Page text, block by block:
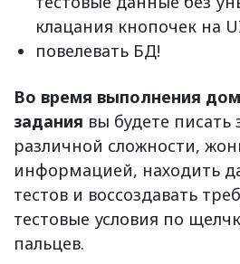
клацания кнопочек на
повелевать БД!
Во время выполнения
задания вы будете писать
различной сложности,
информацией, находить
тестов и воссоздавать
тестовые условия по
пальцев.